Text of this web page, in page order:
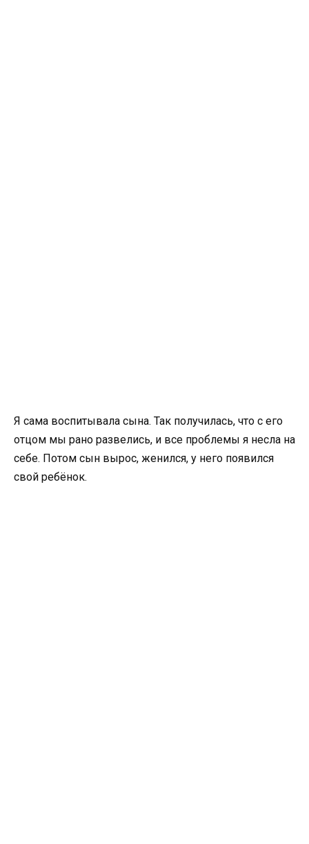
Я сама воспитывала сына. Так получилась, что с его
отцом мы рано развелись, и все проблемы я несла на
себе. Потом сын вырос, женился, у него появился
свой ребёнок.